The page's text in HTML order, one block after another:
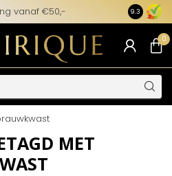
vanaf €50,- 9.3
0
MET